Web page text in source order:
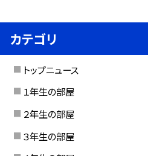
カテゴリ
トップニュース
１年生の部屋
２年生の部屋
３年生の部屋